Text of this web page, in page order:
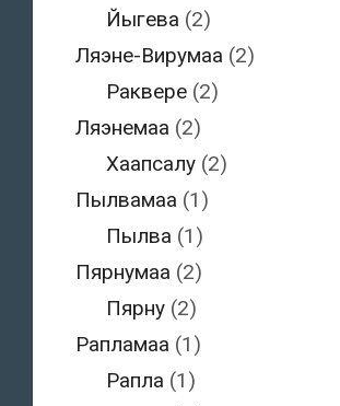
Йыгева (2)
Ляэне-Вирумаа (2)
Раквере (2)
Ляэнемаа (2)
Хаапсалу (2)
Пылвамаа (1)
Пылва (1)
Пярнумаа (2)
Пярну (2)
Рапламаа (1)
Рапла (1)